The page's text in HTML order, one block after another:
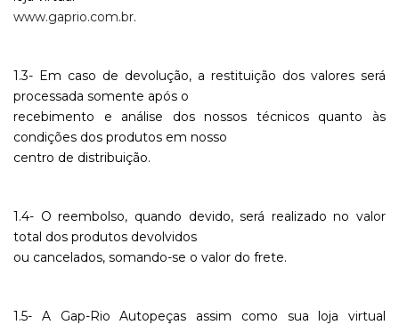
www.gaprio.com.br.
1.3- Em caso de devolução, a restituição dos valores será
processada somente após o
recebimento e análise dos nossos técnicos quanto às
condições dos produtos em nosso
centro de distribuição.
1.4- O reembolso, quando devido, será realizado no valor
total dos produtos devolvidos
ou cancelados, somando-se o valor do frete.
1.5- A Gap-Rio Autopeças assim como sua loja virtual